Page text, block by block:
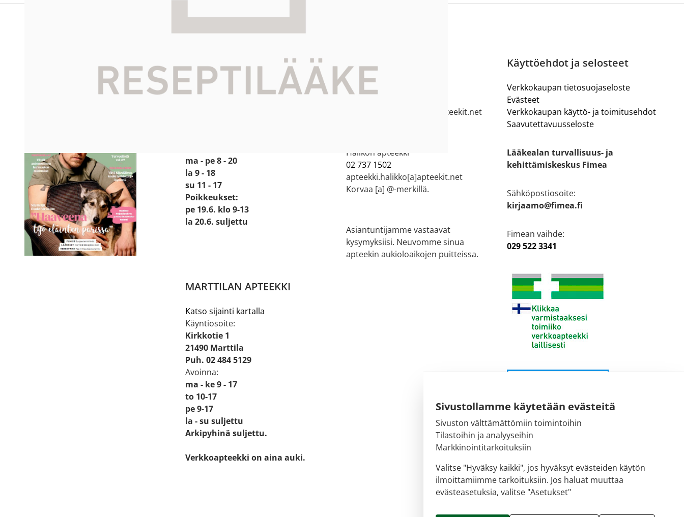
Sivustollamme käytetään evästeitä
Sivuston välttämättömiin toimintoihin
Tilastoihin ja analyyseihin
Markkinointitarkoituksiin
Valitse "Hyväksy kaikki", jos hyväksyt evästeiden käytön
ilmoittamiimme tarkoituksiin. Jos haluat muuttaa
evästeasetuksia, valitse "Asetukset"
HALIKON APTEEKKI
Katso sijainti kartalla
ma - pe 8 - 20
la 9 - 18
su 11 - 17
Poikkeukset:
pe 19.6. klo 9-13
la 20.6. suljettu
MARTTILAN APTEEKKI
Katso sijainti kartalla
Käyntiosoite:
Kirkkotie 1
21490 Marttila
Puh. 02 484 5129
Avoinna:
ma - ke 9 - 17
to 10-17
pe 9-17
la - su suljettu
Arkipyhinä suljettu.
Verkkoapteekki on aina auki.
Asiakaspalvelu
Salon verkkoapteekki
salon.verkkoapteekki[a]apteekit.net
Halikon apteekki
02 737 1502
apteekki.halikko[a]apteekit.net
Korvaa [a] @-merkillä.
Asiantuntijamme vastaavat
kysymyksiisi. Neuvomme sinua
apteekin aukioloaikojen puitteissa.
Käyttöehdot ja selosteet
Verkkokaupan tietosuojaseloste
Evästeet
Verkkokaupan käyttö- ja toimitusehdot
Saavutettavuusseloste
Lääkealan turvallisuus- ja
kehittämiskeskus Fimea
Sähköpostiosoite:
kirjaamo@fimea.fi
Fimean vaihde:
029 522 3341